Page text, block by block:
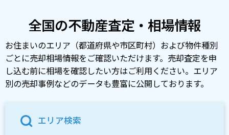
全国の不動産査定・相場情報
お住まいのエリア（都道府県や市区町村）および物件種別
ごとに売却相場情報をご確認いただけます。売却査定を申
し込む前に相場を確認したい方はご利用ください。エリア
別の売却事例などのデータも豊富に公開しております。
エリア検索